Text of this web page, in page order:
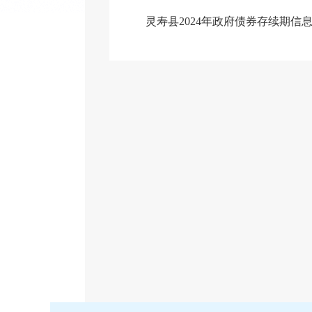
灵寿县2024年政府债券存续期信